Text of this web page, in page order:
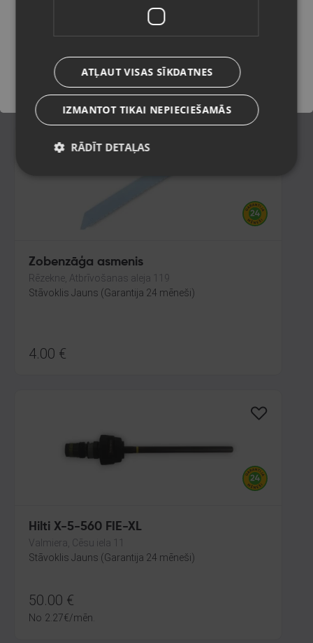
Liepāja, Mirdzas Ķempes iela 8-16
Stāvoklis Jauns (Garantija 24 mēneši)
20.00€
Zobenzāģa asmenis
Rēzekne, Atbrīvošanas aleja 119
Stāvoklis Jauns (Garantija 24 mēneši)
4.00 €
Hilti X-5-560 FIE-XL
Valmiera, Cēsu iela 11
Stāvoklis Jauns (Garantija 24 mēneši)
50.00 €
No 2.27€/mēn.
Saglabāt
ATĻAUT VISAS SĪKDATNES
IZMANTOT TIKAI NEPIECIEŠAMĀS
RĀDĪT DETAĻAS